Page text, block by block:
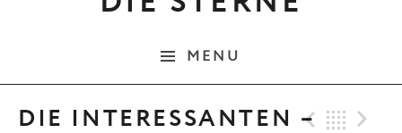
MENU
DIE INTERESSANTEN –